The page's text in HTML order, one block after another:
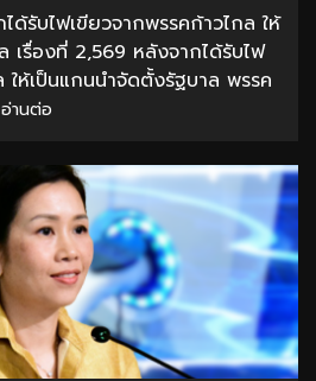
รับไฟเขียวจากพรรคก้าวไกล ให้
เรื่องที่ 2,569 หลังจากได้รับไฟ
ให้เป็นแกนนำจัดตั้งรัฐบาล พรรค
อ่านต่อ